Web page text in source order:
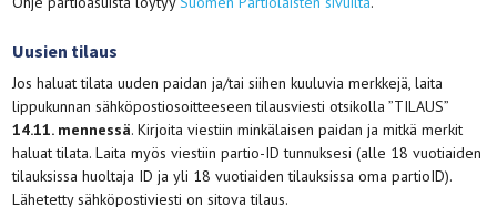
Uusien tilaus
Jos haluat tilata uuden paidan ja/tai siihen kuuluvia merkkejä, laita
lippukunnan sähköpostiosoitteeseen tilausviesti otsikolla ”TILAUS”
14.11. mennessä. Kirjoita viestiin minkälaisen paidan ja mitkä merkit
haluat tilata. Laita myös viestiin partio-ID tunnuksesi (alle 18 vuotiaiden
tilauksissa huoltaja ID ja yli 18 vuotiaiden tilauksissa oma partioID).
Lähetetty sähköpostiviesti on sitova tilaus.